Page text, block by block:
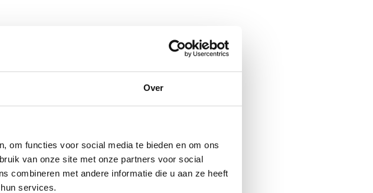
Over
om functies voor social media te bieden en om ons
van onze site met onze partners voor social
combineren met andere informatie die u aan ze heeft
services.
en